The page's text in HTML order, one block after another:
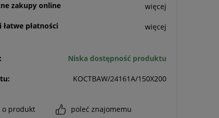
zakupy online więcej
płatności więcej
Niska dostępność produktu
KOCTBAW/24161A/150X200
o produkt poleć znajomemu